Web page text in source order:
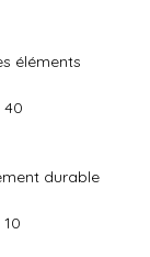
éléments
40
durable